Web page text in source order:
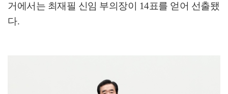
거에서는 최재필 신임 부의장이 14표를 얻어 선출됐
다.